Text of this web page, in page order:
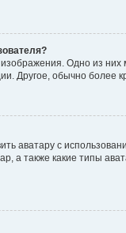
Одно из
Другое, обычно более
аватару с
а также какие типы